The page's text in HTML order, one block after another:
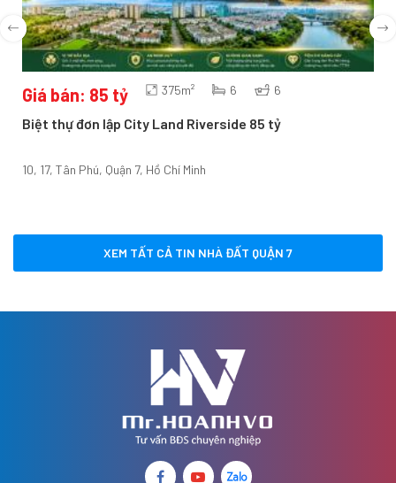
Giá bán: 85 tỷ 375m² 6 6
Biệt thự đơn lập City Land Riverside 85 tỷ
10, 17, Tân Phú, Quận 7, Hồ Chí Minh
XEM TẤT CẢ TIN NHÀ ĐẤT QUẬN 7